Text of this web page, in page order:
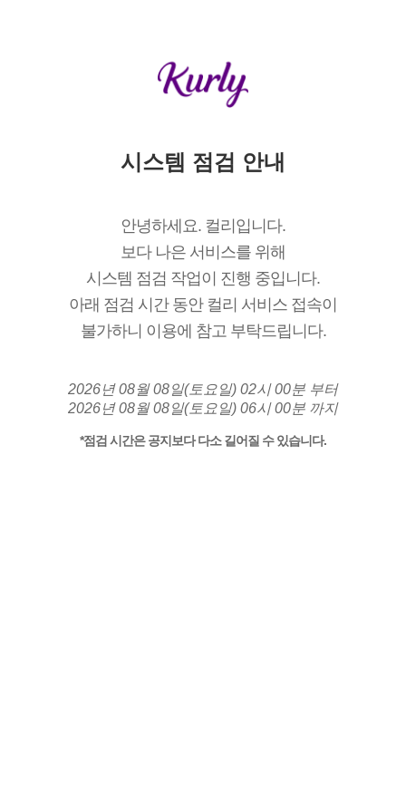
시스템 점검 안내
안녕하세요. 컬리입니다.
보다 나은 서비스를 위해
시스템 점검 작업이 진행 중입니다.
아래 점검 시간 동안 컬리 서비스 접속이
불가하니 이용에 참고 부탁드립니다.
2026년 08월 08일(토요일) 02시 00분 부터
2026년 08월 08일(토요일) 06시 00분 까지
*점검 시간은 공지보다 다소 길어질 수 있습니다.